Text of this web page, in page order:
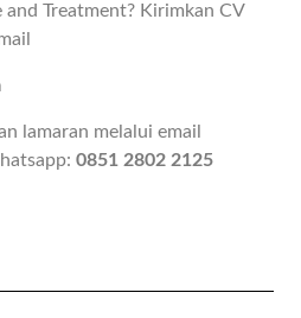
Treatment? Kirimkan CV
lamaran melalui email
0851 2802 2125